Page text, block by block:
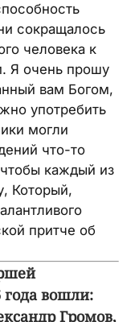
сокращалось
человека к
Я очень прошу
вам Богом,
употребить
могли
что-то
каждый из
Который,
притче об
года вошли:
Громов,